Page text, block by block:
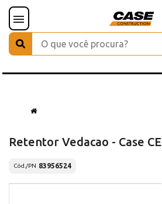
Retentor Vedacao - Case CE
Cód./PN 83956524